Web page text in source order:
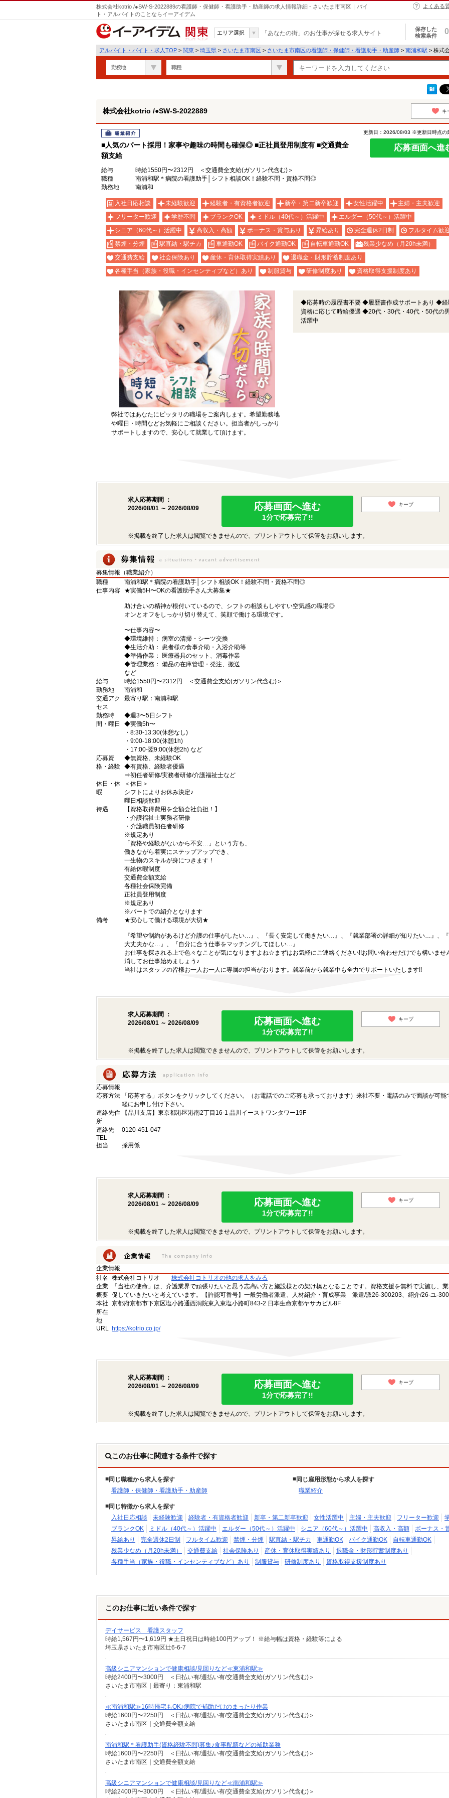
株式会社kotrio /●SW-S-2022889の看護師・保健師・看護助手・助産師の求人情報詳細 - さいたま市南区｜バイ
ト・アルバイトのことならイーアイデム
よくある
関東
エリア選択 「あなたの街」のお仕事が探せる求人サイト
保存した
検索条件
0
アルバイト・バイト・求人TOP > 関東 > 埼玉県 > さいたま市南区 > さいたま市南区の看護師・保健師・看護助手・助産師 > 南浦和駅 > 株式
勤務地 職種
株式会社kotrio /●SW-S-2022889 キ
職業紹介
■人気のパート採用！家事や趣味の時間も確保◎ ■正社員登用制度有 ■交通費全
額支給
更新日：2026/08/03 ※更新日時点の
応募画面へ進
給与
時給1550円〜2312円 ＜交通費全支給(ガソリン代含む)＞
職種
南浦和駅＊病院の看護助手│シフト相談OK！経験不問・資格不問◎
勤務地
南浦和
入社日応相談 未経験歓迎 経験者・有資格者歓迎 新卒・第二新卒歓迎 女性活躍中
主婦・主夫歓迎
フリーター歓迎
学歴不問 ブランクOK ミドル（40代～）活躍中
エルダー（50代～）活躍中
シニア（60代～）活躍中
高収入・高額 ボーナス・賞与あり 昇給あり 完全週休2日制
フルタイム歓
禁煙・分煙
駅直結・駅チカ 車通勤OK バイク通勤OK 自転車通勤OK
残業少なめ（月20h未満）
交通費支給
社会保険あり 産休・育休取得実績あり
退職金・財形貯蓄制度あり
各種手当（家族・役職・インセンティブなど）あり
制服貸与 研修制度あり 資格取得支援制度あり
弊社ではあなたにピッタリの職場をご案内します。希望勤務地
や曜日・時間などお気軽にご相談ください。担当者がしっかり
サポートしますので、安心して就業して頂けます。
◆応募時の履歴書不要 ◆履歴書作成サポートあり ◆経
資格に応じて時給優遇 ◆20代・30代・40代・50代の
活躍中
求人応募期間 ：
2026/08/01 ～ 2026/08/09
応募画面へ進む
1分で応募完了!!
キープ
※掲載を終了した求人は閲覧できませんので、プリントアウトして保管をお願いします。
募集情報（職業紹介）
職種
南浦和駅＊病院の看護助手│シフト相談OK！経験不問・資格不問◎
仕事内容
★実働5H〜OKの看護助手さん大募集★
助け合いの精神が根付いているので、シフトの相談もしやすい空気感の職場◎
オンとオフをしっかり切り替えて、笑顔で働ける環境です。
〜仕事内容〜
◆環境維持： 病室の清掃・シーツ交換
◆生活介助： 患者様の食事介助・入浴介助等
◆準備作業： 医療器具のセット、消毒作業
◆管理業務： 備品の在庫管理・発注、搬送
など
給与
時給1550円〜2312円 ＜交通費全支給(ガソリン代含む)＞
勤務地
南浦和
交通アク
セス
最寄り駅：南浦和駅
勤務時
間・曜日
◆週3〜5日シフト
◆実働5h〜
・8:30-13:30(休憩なし)
・9:00-18:00(休憩1h)
・17:00-翌9:00(休憩2h) など
応募資
格・経験
◆無資格、未経験OK
◆有資格、経験者優遇
⇒初任者研修/実務者研修/介護福祉士など
休日・休
暇
＜休日＞
シフトによりお休み決定♪
曜日相談歓迎
待遇
【資格取得費用を全額会社負担！】
・介護福祉士実務者研修
・介護職員初任者研修
※規定あり
「資格や経験がないから不安…」という方も、
働きながら着実にステップアップでき、
一生物のスキルが身につきます！
有給休暇制度
交通費全額支給
各種社会保険完備
正社員登用制度
※規定あり
※パートでの紹介となります
備考
★安心して働ける環境が大切★
『希望や制約があるけど介護の仕事がしたい…』、『長く安定して働きたい…』、『就業部署の詳細が知りたい…』、
大丈夫かな…』、『自分に合う仕事をマッチングしてほしい…』
お仕事を探される上で色々なことが気になりますよね☆まずはお気軽にご連絡ください!!お問い合わせだけでも構いませ
消してお仕事始めましょう♪
当社はスタッフの皆様お一人お一人に専属の担当がおります。就業前から就業中も全力でサポートいたします!!
求人応募期間 ：
2026/08/01 ～ 2026/08/09
応募画面へ進む
1分で応募完了!!
キープ
※掲載を終了した求人は閲覧できませんので、プリントアウトして保管をお願いします。
応募情報
応募方法
「応募する」ボタンをクリックしてください。（お電話でのご応募も承っております）来社不要・電話のみで面談が可能
軽にお申し付け下さい。
連絡先住
所
【品川支店】東京都港区港南2丁目16-1 品川イーストワンタワー19F
連絡先
TEL
0120-451-047
担当 採用係
求人応募期間 ：
2026/08/01 ～ 2026/08/09
応募画面へ進む
1分で応募完了!!
キープ
※掲載を終了した求人は閲覧できませんので、プリントアウトして保管をお願いします。
企業情報
社名
株式会社コトリオ
株式会社コトリオの他の求人をみる
企業
概要
「当社の使命」は、介護業界で頑張りたいと思う志高い方と施設様との架け橋となることです。資格支援を無料で実施し、
促していきたいと考えています。【許認可番号】一般労働者派遣、人材紹介・育成事業 派遣/派26-300203、紹介/26-ユ-
本社
所在
地
京都府京都市下京区塩小路通西洞院東入東塩小路町843-2 日本生命京都ヤサカビル8F
URL https://kotrio.co.jp/
求人応募期間 ：
2026/08/01 ～ 2026/08/09
応募画面へ進む
1分で応募完了!!
キープ
※掲載を終了した求人は閲覧できませんので、プリントアウトして保管をお願いします。
このお仕事に関連する条件で探す
同じ職種から求人を探す
看護師・保健師・看護助手・助産師
同じ雇用形態から求人を探す
職業紹介
同じ特徴から求人を探す
入社日応相談
未経験歓迎 経験者・有資格者歓迎 新卒・第二新卒歓迎 女性活躍中 主婦・主夫歓迎 フリーター歓迎
ブランクOK
ミドル（40代～）活躍中 エルダー（50代～）活躍中 シニア（60代～）活躍中 高収入・高額
ボーナス・
昇給あり
完全週休2日制 フルタイム歓迎 禁煙・分煙 駅直結・駅チカ 車通勤OK バイク通勤OK
自転車通勤OK
残業少なめ（月20h未満）
交通費支給 社会保険あり 産休・育休取得実績あり
退職金・財形貯蓄制度あり
各種手当（家族・役職・インセンティブなど）あり
制服貸与 研修制度あり 資格取得支援制度あり
このお仕事に近い条件で探す
デイサービス 看護スタッフ
時給1,567円〜1,619円 ★土日祝日は時給100円アップ！ ※給与幅は資格・経験等による
埼玉県さいたま市南区辻6-6-7
高級シニアマンションで健康相談/見回りなど≪東浦和駅≫
時給2400円〜3000円 ＜日払い有/週払い有/交通費全支給(ガソリン代含む)＞
さいたま市南区｜最寄り：東浦和駅
≪南浦和駅≫16時帰宅もOK♪病院で補助だけのまったり作業
時給1600円〜2250円 ＜日払い有/週払い有/交通費全支給(ガソリン代含む)＞
さいたま市南区｜交通費全額支給
南浦和駅＊看護助手(資格経験不問)募集♪食事配膳などの補助業務
時給1600円〜2250円 ＜日払い有/週払い有/交通費全支給(ガソリン代含む)＞
さいたま市南区｜交通費全額支給
高級シニアマンションで健康相談/見回りなど≪南浦和駅≫
時給2400円〜3000円 ＜日払い有/週払い有/交通費全支給(ガソリン代含む)＞